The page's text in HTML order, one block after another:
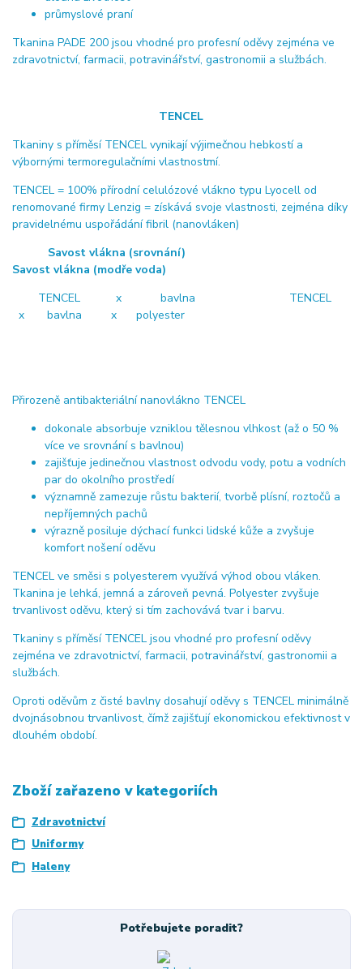
průmyslové praní
Tkanina PADE 200 jsou vhodné pro profesní oděvy zejména ve
zdravotnictví, farmacii, potravinářství, gastronomii a službách.
TENCEL
Tkaniny s příměsí TENCEL vynikají výjimečnou hebkostí a
výbornými termoregulačními vlastnostmí.
TENCEL = 100% přírodní celulózové vlákno typu Lyocell od
renomované firmy Lenzig = získává svoje vlastnosti, zejména díky
pravidelnému uspořádání fibril (nanovláken)
Savost vlákna (srovnání)
Savost vlákna (modře voda)
TENCEL x bavlna TENCEL
x bavlna x polyester
Přirozeně antibakteriální nanovlákno TENCEL
dokonale absorbuje vzniklou tělesnou vlhkost (až o 50 %
více ve srovnání s bavlnou)
zajišťuje jedinečnou vlastnost odvodu vody, potu a vodních
par do okolního prostředí
významně zamezuje růstu bakterií, tvorbě plísní, roztočů a
nepříjemných pachů
výrazně posiluje dýchací funkci lidské kůže a zvyšuje
komfort nošení oděvu
TENCEL ve směsi s polyesterem využívá výhod obou vláken.
Tkanina je lehká, jemná a zároveň pevná. Polyester zvyšuje
trvanlivost oděvu, který si tím zachovává tvar i barvu.
Tkaniny s příměsí TENCEL jsou vhodné pro profesní oděvy
zejména ve zdravotnictví, farmacii, potravinářství, gastronomii a
službách.
Oproti oděvům z čisté bavlny dosahují oděvy s TENCEL minimálně
dvojnásobnou trvanlivost, čímž zajišťují ekonomickou efektivnost v
dlouhém období.
Zboží zařazeno v kategoriích
Zdravotnictví
Uniformy
Haleny
Potřebujete poradit?